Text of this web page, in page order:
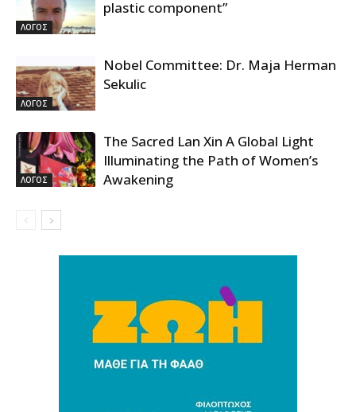
ΛΟΓΟΣ
plastic component”
ΛΟΓΟΣ
Nobel Committee: Dr. Maja Herman
Sekulic
ΛΟΓΟΣ
The Sacred Lan Xin A Global Light
Illuminating the Path of Women’s
Awakening